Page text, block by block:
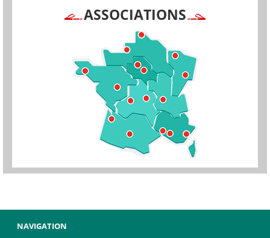
ASSOCIATIONS
NAVIGATION